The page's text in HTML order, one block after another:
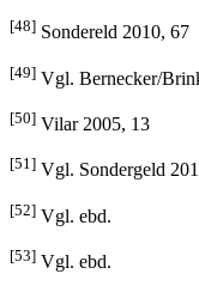
[48] Sondereld 2010, 67
[49] Vgl. Bernecker/
[50] Vilar 2005, 13
[51] Vgl. Sondergeld
[52] Vgl. ebd.
[53] Vgl. ebd.